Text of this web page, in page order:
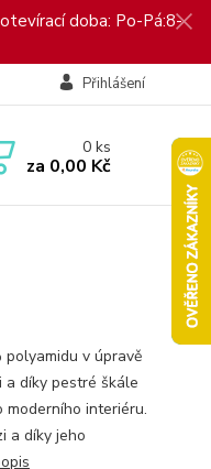
doba: Po-Pá:8-
Přihlášení
0ks
za 0,00 Kč
v úpravě
a díky pestré škále
moderního interiéru.
a díky jeho